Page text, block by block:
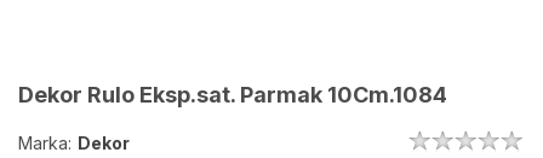
Dekor Rulo Eksp.sat. Parmak 10Cm.1084
Marka: Dekor